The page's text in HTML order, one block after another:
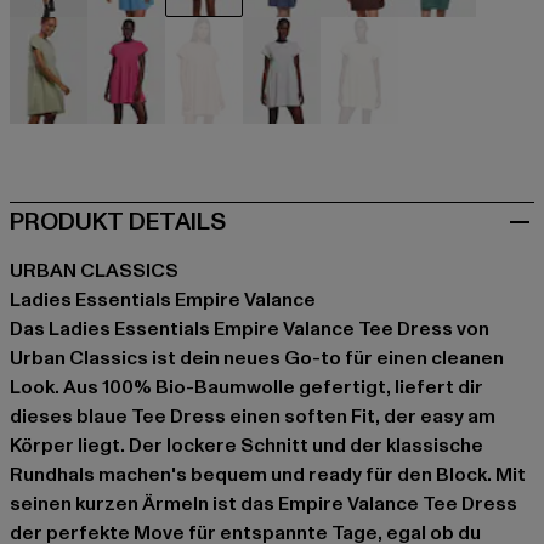
schwarzblau blau
PRODUKT DETAILS
URBAN CLASSICS
Ladies Essentials Empire Valance
Das Ladies Essentials Empire Valance Tee Dress von
Urban Classics ist dein neues Go-to für einen cleanen
Look. Aus 100% Bio-Baumwolle gefertigt, liefert dir
dieses blaue Tee Dress einen soften Fit, der easy am
Körper liegt. Der lockere Schnitt und der klassische
Rundhals machen's bequem und ready für den Block. Mit
seinen kurzen Ärmeln ist das Empire Valance Tee Dress
der perfekte Move für entspannte Tage, egal ob du